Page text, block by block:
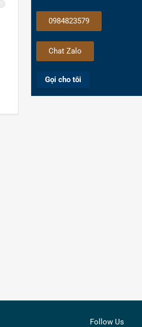
0984823579
Chat Zalo
Gọi cho tôi
Follow Us